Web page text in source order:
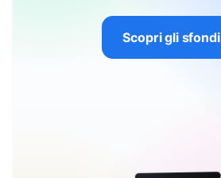
Scopri gli sfondi